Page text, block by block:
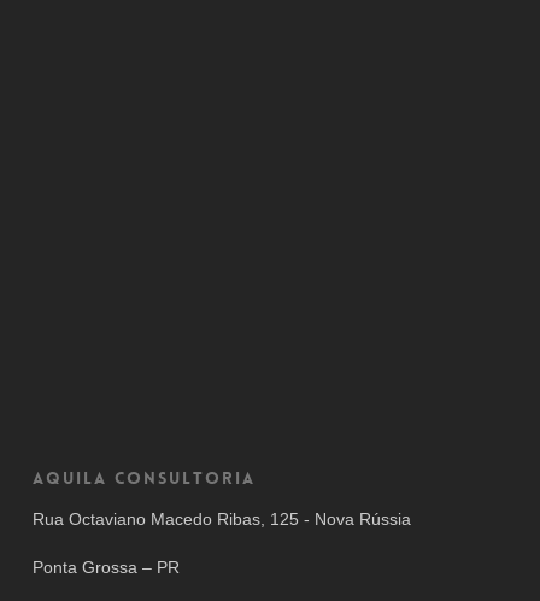
Aquila Consultoria
Rua Octaviano Macedo Ribas, 125 - Nova Rússia
Ponta Grossa – PR